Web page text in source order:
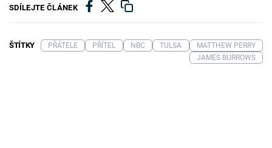
SDÍLEJTE ČLÁNEK
ŠTÍTKY PŘÁTELE PŘÍTEL NBC TULSA
MATTHEW PERRY
JAMES BURROWS